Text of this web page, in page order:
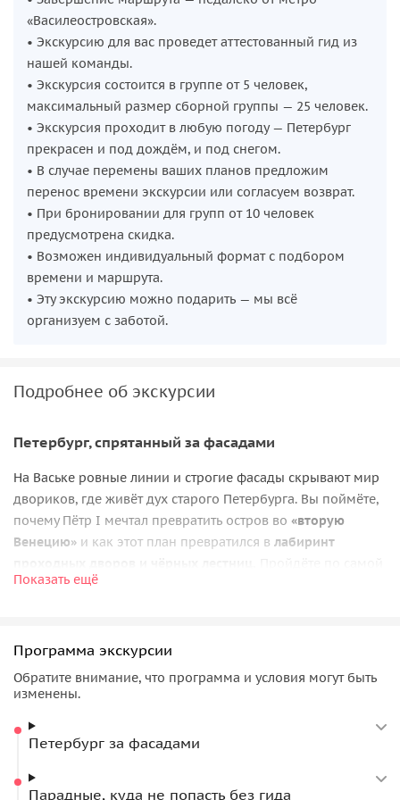
«Василеостровская».
• Экскурсию для вас проведет аттестованный гид из
нашей команды.
• Экскурсия состоится в группе от 5 человек,
максимальный размер сборной группы — 25 человек.
• Экскурсия проходит в любую погоду — Петербург
прекрасен и под дождём, и под снегом.
• В случае перемены ваших планов предложим
перенос времени экскурсии или согласуем возврат.
• При бронировании для групп от 10 человек
предусмотрена скидка.
• Возможен индивидуальный формат с подбором
времени и маршрута.
• Эту экскурсию можно подарить — мы всё
организуем с заботой.
Подробнее об экскурсии
Петербург, спрятанный за фасадами
На Ваське ровные линии и строгие фасады скрывают мир
двориков, где живёт дух старого Петербурга. Вы поймёте,
почему Пётр I мечтал превратить остров во «вторую
Венецию» и как этот план превратился в лабиринт
узкой улице города, окажетесь во дворе, куда солнце
фильмы.
Тайные парадные и закрытые дворы
Здесь не ходят туристы, сюда входят
проводником. За закрытыми дверями вас ждут витражи
старинные печи. Здесь сохранились мансарды
Показать ещё
Программа экскурсии
Обратите внимание, что программа и условия могут быть
изменены.
Петербург за фасадами
Парадные, куда не попасть без гида